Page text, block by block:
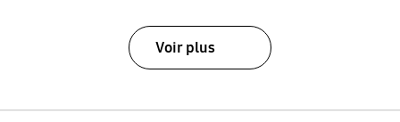
Voir plus